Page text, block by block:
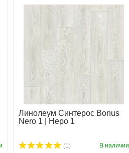
Линолеум Синтерос Bonus
Nero 1 | Неро 1
(1) В наличии